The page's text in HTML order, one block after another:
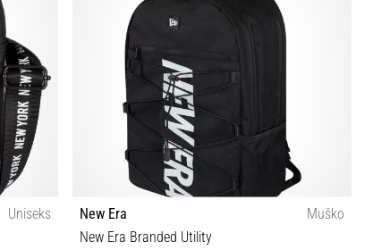
Uniseks
New Era
Muško
New Era Branded Utility